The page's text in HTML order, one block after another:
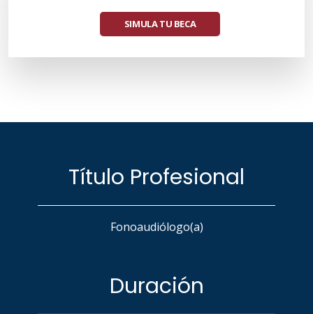
SIMULA TU BECA
Título Profesional
Fonoaudiólogo(a)
Duración